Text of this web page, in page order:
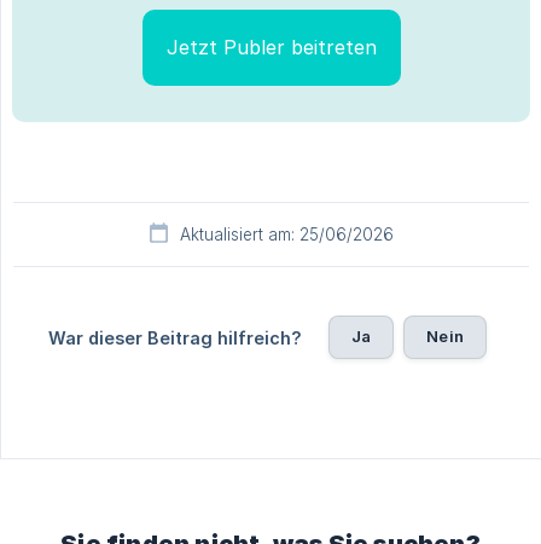
Jetzt Publer beitreten
Aktualisiert am: 25/06/2026
War dieser Beitrag hilfreich? Ja Nein